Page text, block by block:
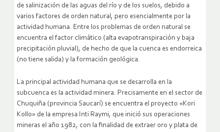
de salinización de las aguas del río y de los suelos, debido a
varios factores de orden natural, pero esencialmente por la
actividad humana. Entre los problemas de orden natural se
encuentra el factor climático (alta evapotranspiración y baja
precipitación pluvial), de hecho de que la cuenca es endorreica
(no tiene salida) y la formación geológica.
La principal actividad humana que se desarrolla en la
subcuenca es la actividad minera. Precisamente en el sector de
Chuquiña (provincia Saucarí) se encuentra el proyecto «Kori
Kollo» de la empresa Inti Raymi, que inició sus operaciones
mineras el año 1982, con la finalidad de extraer oro y plata de